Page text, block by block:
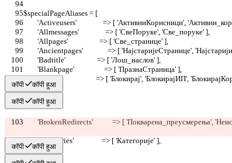
$specialPageAliases = [
'Activeusers'               => [ 'АктивниКорисници',
	'Allmessages'               => [ 'СвеПоруке', 'Све_поруке' ],
	'Allpages'                  => [ 'Све_странице' ],
'Ancientpages'              => [ 'НајстаријеСтранице',
	'Badtitle'                  => [ 'Лош_наслов' ],
	'Blankpage'                 => [ 'ПразнаСтраница' ],
'Block'                     => [ 'Блокирај', 'БлокирајИП',
कॉपी कॉपी हुआ
कॉपी कॉपी हुआ
	'BrokenRedirects'           => [ 'Покварена_преусмерења'
,
	'Categories'                => [ 'Категорије' ],
कॉपी कॉपी हुआ